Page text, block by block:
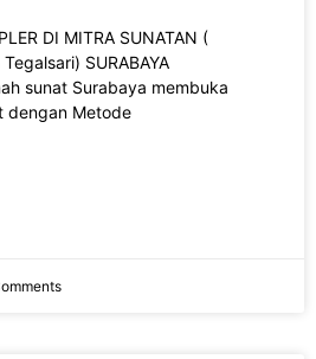
DI MITRA SUNATAN (
SURABAYA
sunat Surabaya membuka
dengan Metode